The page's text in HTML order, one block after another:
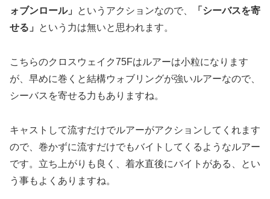
ォブンロール」
というアクションなので、
「シーバスを寄
せる」
という力は無いと思われます。
こちらのクロスウェイク75Fはルアーは小粒になります
が、早めに巻くと結構ウォブリングが強いルアーなので、
シーバスを寄せる力もありますね。
キャストして流すだけでルアーがアクションしてくれます
ので、巻かずに流すだけでもバイトしてくるようなルアー
です。立ち上がりも良く、着水直後にバイトがある、とい
う事もよくありますね。